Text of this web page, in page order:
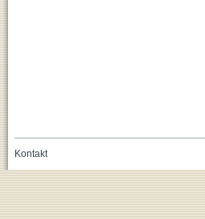
Kontakt